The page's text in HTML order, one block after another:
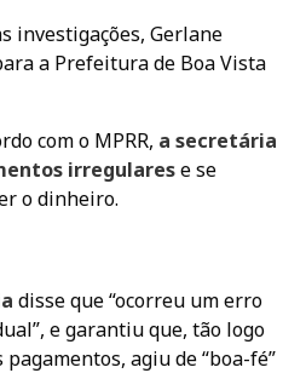
investigações, Gerlane
a Prefeitura de Boa Vista
com o MPRR, a secretária
irregularese se
o dinheiro.
disse que “ocorreu um erro
e garantiu que, tão logo
agiu de “boa-fé”